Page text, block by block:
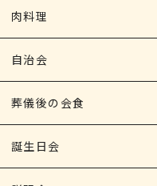
肉料理
自治会
葬儀後の会食
誕生日会